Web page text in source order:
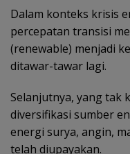
Dalam konteks krisis
percepatan transisi
(renewable) menjadi
ditawar-tawar lagi.
Selanjutnya, yang tak
diversifikasi sumber
energi surya, angin,
telah diupayakan.